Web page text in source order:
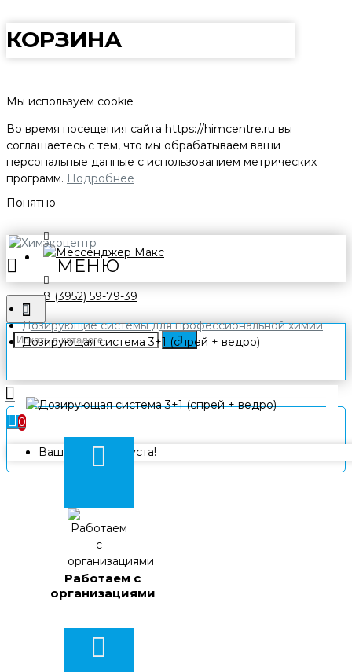
КОРЗИНА
Мы используем cookie
Во время посещения сайта https://himcentre.ru вы
соглашаетесь с тем, что мы обрабатываем ваши
персональные данные с использованием метрических
программ. Подробнее
Понятно
8 (3952) 59-79-39
0
Ваша корзина пуста!
Дозирующие системы для профессиональной химии
Дозирующая система 3+1 (спрей + ведро)
Работаем с
организациями